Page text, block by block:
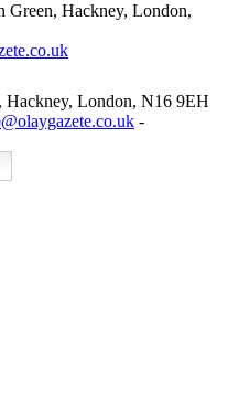
Green, Hackney, London,
Hackney, London, N16 9EH
-